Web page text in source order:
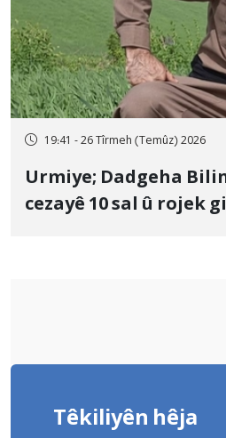
19:41 - 26 Tîrmeh (Temûz) 2026
Urmiye; Dadgeha
cezayê 10 sal û rojek
Têkiliyên hêja